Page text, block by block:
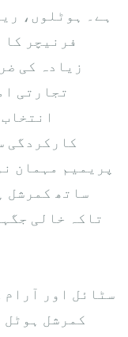
ہے۔ ہوٹلوں،
فرنیچر
زیادہ کی
تجارتی
کارکردگی
ساتھ کمرشل
تاکہ خالی
سٹائل اور آرام
کمرشل ہوٹل